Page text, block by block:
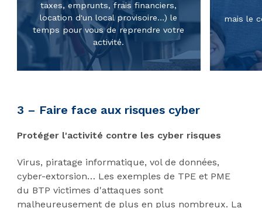
taxes, emprunts, frais financiers,
location d'un local provisoire…) le
temps pour vous de reprendre votre
activité.
mais le
3 – Faire face aux risques cyber
Protéger l'activité contre les cyber risques
Virus, piratage informatique, vol de données,
cyber-extorsion… Les exemples de TPE et PME
du BTP victimes d'attaques sont
malheureusement de plus en plus nombreux. La